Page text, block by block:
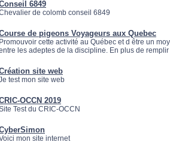
6849
de colomb conseil 6849
de pigeons Voyageurs aux Quebec
Promouvoir cette activité au Québec et d être un
les adeptes de la discipline. En plus de
site web
test mon site web
OCCN 2019
Test du CRIC-OCCN
mon site internet